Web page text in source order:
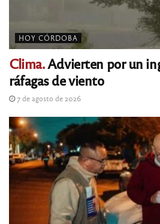
HOY CÓRDOBA
Clima.Advierten por un
ráfagas de viento
7 de agosto de 2026